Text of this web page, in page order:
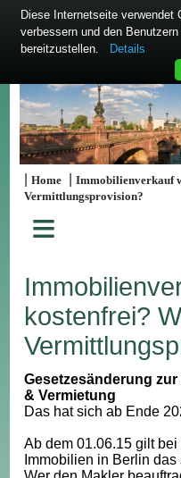
|Home |Immobilienverkauf
Vermittlungsprovision?
≡
kostenfrei?
Gesetzesänderung
& Vermietung
Das hat sich ab Ende
Ab dem 01.06.15 gilt
Immobilien in Berlin
Diese Internetseite verwendet
verbessern und den
bereitzustellen.
Details